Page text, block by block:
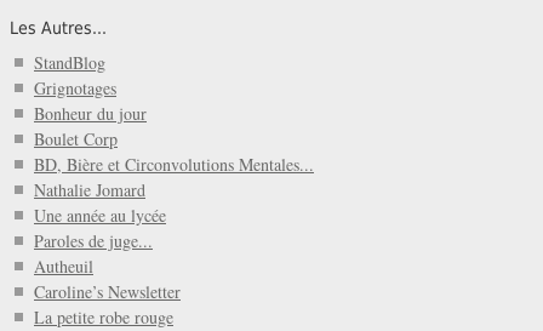
Les Autres...
StandBlog
Grignotages
Bonheur du jour
Boulet Corp
BD, Bière et Circonvolutions Mentales...
Nathalie Jomard
Une année au lycée
Paroles de juge...
Autheuil
Caroline’s Newsletter
La petite robe rouge